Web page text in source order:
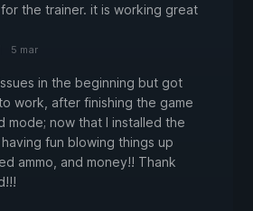
the trainer. it is working great
5 mar
in the beginning but got
work, after finishing the game
mode; now that I installed the
fun blowing things up
ammo, and money!! Thank